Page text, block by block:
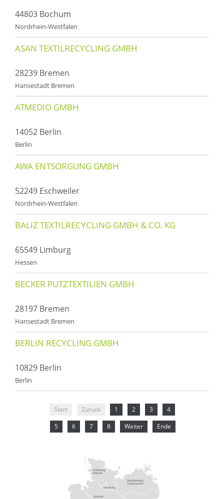
44803 Bochum
Nordrhein-Westfalen
ASAN TEXTILRECYCLING GMBH
28239 Bremen
Hansestadt Bremen
ATMEDIO GMBH
14052 Berlin
Berlin
AWA ENTSORGUNG GMBH
52249 Eschweiler
Nordrhein-Westfalen
BALIZ TEXTILRECYCLING GMBH & CO. KG
65549 Limburg
Hessen
BECKER PUTZTEXTILIEN GMBH
28197 Bremen
Hansestadt Bremen
BERLIN RECYCLING GMBH
10829 Berlin
Berlin
Start Zurück 1 2 3 4
5 6 7 8 Weiter Ende
Mecklenburg-
Vorpommern
Schleswig-
Holstein
Bremen
Hamburg